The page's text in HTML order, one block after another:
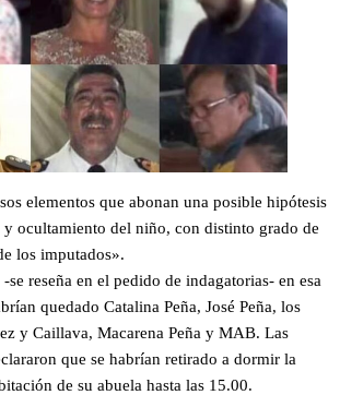
elementos que abonan una posible hipótesis
y ocultamiento del niño, con distinto grado de
los imputados».
se reseña en el pedido de indagatorias- en esa
quedado Catalina Peña, José Peña, los
y Caillava, Macarena Peña y MAB. Las
que se habrían retirado a dormir la
de su abuela hasta las 15.00.